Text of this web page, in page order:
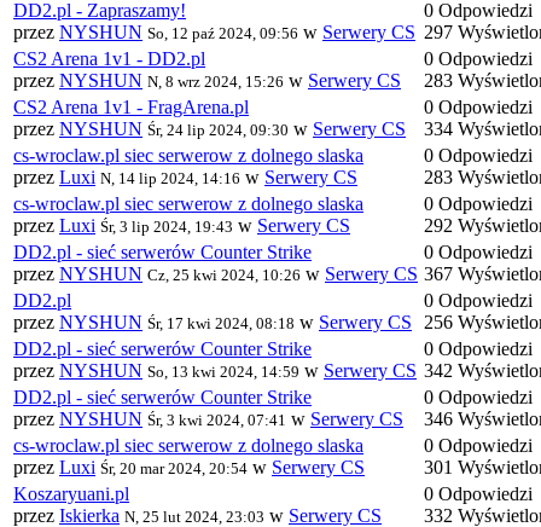
DD2.pl - Zapraszamy!
przez NYSHUN So, 12 paź 2024, 09:56 w Serwery CS
0 Odpowiedzi
297
CS2 Arena 1v1 - DD2.pl
przez NYSHUN N, 8 wrz 2024, 15:26 w Serwery CS
0 Odpowiedzi
283
CS2 Arena 1v1 - FragArena.pl
przez NYSHUN Śr, 24 lip 2024, 09:30 w Serwery CS
0 Odpowiedzi
334
cs-wroclaw.pl siec serwerow z dolnego slaska
przez Luxi N, 14 lip 2024, 14:16 w Serwery CS
0 Odpowiedzi
283
cs-wroclaw.pl siec serwerow z dolnego slaska
przez Luxi Śr, 3 lip 2024, 19:43 w Serwery CS
0 Odpowiedzi
292
DD2.pl - sieć serwerów Counter Strike
przez NYSHUN Cz, 25 kwi 2024, 10:26 w Serwery CS
0 Odpowiedzi
367
DD2.pl
przez NYSHUN Śr, 17 kwi 2024, 08:18 w Serwery CS
0 Odpowiedzi
256
DD2.pl - sieć serwerów Counter Strike
przez NYSHUN So, 13 kwi 2024, 14:59 w Serwery CS
0 Odpowiedzi
342
DD2.pl - sieć serwerów Counter Strike
przez NYSHUN Śr, 3 kwi 2024, 07:41 w Serwery CS
0 Odpowiedzi
346
cs-wroclaw.pl siec serwerow z dolnego slaska
przez Luxi Śr, 20 mar 2024, 20:54 w Serwery CS
0 Odpowiedzi
301
Koszaryuani.pl
przez Iskierka N, 25 lut 2024, 23:03 w Serwery CS
0 Odpowiedzi
332